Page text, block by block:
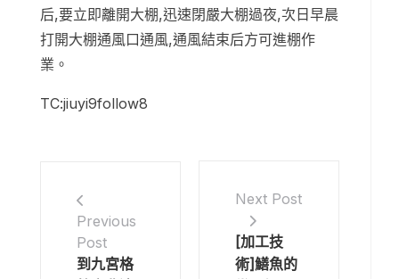
后,要立即離開大棚,迅速閉嚴大棚過夜,次日早晨
打開大棚通風口通風,通風結束后方可進棚作
業。
TC:jiuyi9follow8
Previous
Post
到九宮格
Next Post
[加工技
術]鱔魚的